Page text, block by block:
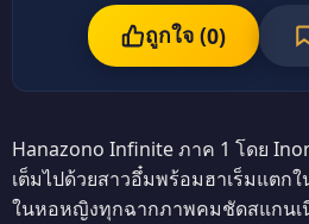
ถูกใจ (0)
Hanazono Infinite ภาค 1 โดย
เต็มไปด้วยสาวอึ๋มพร้อมฮาเร็มแตกใ
ในหอหญิงทุกฉากภาพคมชัดสแกน